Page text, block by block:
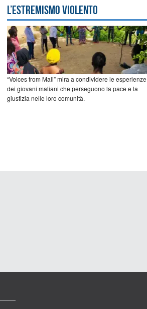
l’estremismo violento
“Voices from Mali” mira a condividere le esperienze
dei giovani maliani che perseguono la pace e la
giustizia nelle loro comunità.